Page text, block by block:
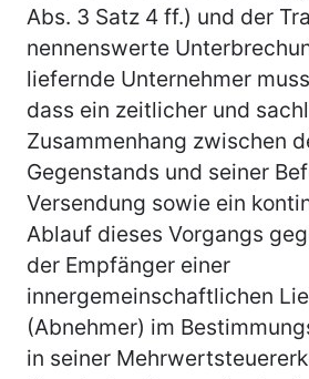
Abs. 3 Satz 4 ff.) und der
nennenswerte
liefernde Unternehmer
dass ein zeitlicher und
Zusammenhang zwischen
Gegenstands und seiner
Versendung sowie ein
Ablauf dieses Vorgangs
der Empfänger einer
innergemeinschaftlichen
(Abnehmer) im
in seiner